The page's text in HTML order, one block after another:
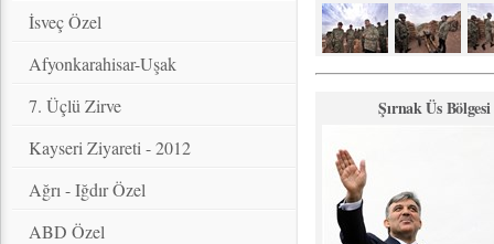
İsveç Özel
Afyonkarahisar-Uşak
7. Üçlü Zirve
Kayseri Ziyareti - 2012
Ağrı - Iğdır Özel
ABD Özel
Şırnak Üs Bölgesi